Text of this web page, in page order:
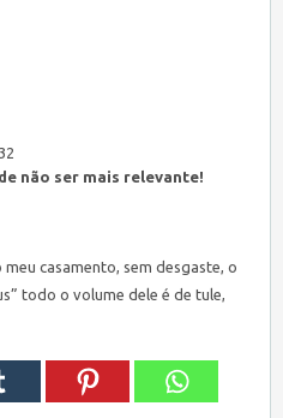
não ser mais relevante!
casamento, sem desgaste, o
todo o volume dele é de tule,